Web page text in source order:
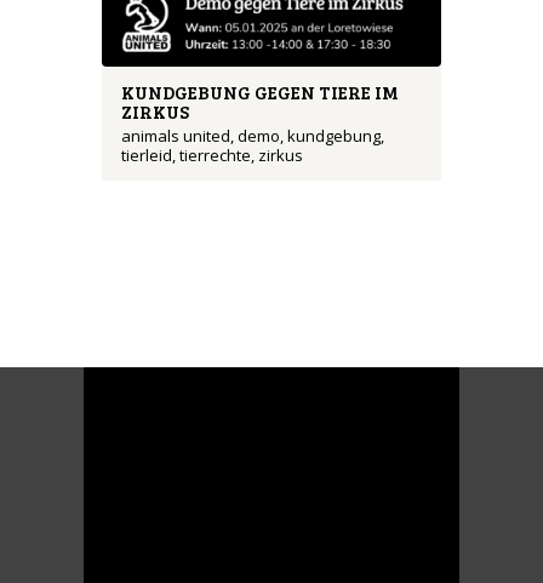
KUNDGEBUNG GEGEN TIERE IM
ZIRKUS
animals united,demo,kundgebung,
tierleid,tierrechte, zirkus